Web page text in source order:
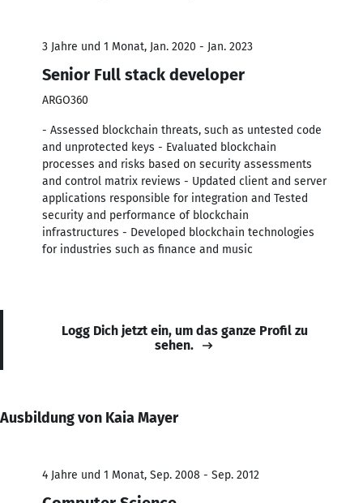
3 Jahre und 1 Monat, Jan. 2020 - Jan. 2023
Senior Full stack developer
ARGO360
- Assessed blockchain threats, such as untested code
and unprotected keys - Evaluated blockchain
processes and risks based on security assessments
and control matrix reviews - Updated client and server
applications responsible for integration and Tested
security and performance of blockchain
infrastructures - Developed blockchain technologies
for industries such as finance and music
Logg Dich jetzt ein, um das ganze Profil zu
sehen.
Ausbildung von Kaia Mayer
4 Jahre und 1 Monat, Sep. 2008 - Sep. 2012